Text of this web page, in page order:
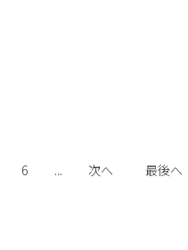
6 ... 次へ 最後へ